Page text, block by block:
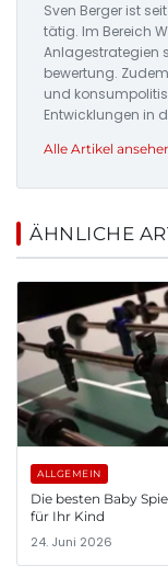
Sven Berger ist
tätig. Im Bereich
Anlagestrategien
bewertung.
und
Entwicklungen in
Alle Artikel
ÄHNLICHE
ALLGEMEIN
Die besten Baby
für Ihr Kind
24. Juni 2026